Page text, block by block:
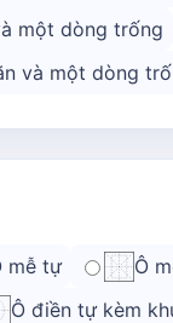
một dòng trống
và một dòng
mễ tự Ô
Ô điền tự kèm